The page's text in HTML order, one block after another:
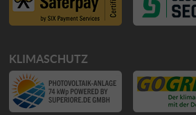
KLIMASCHUTZ